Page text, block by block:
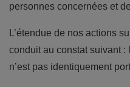
personnes concernées et
L’étendue de nos actions
conduit au constat suivant :
n’est pas identiquement